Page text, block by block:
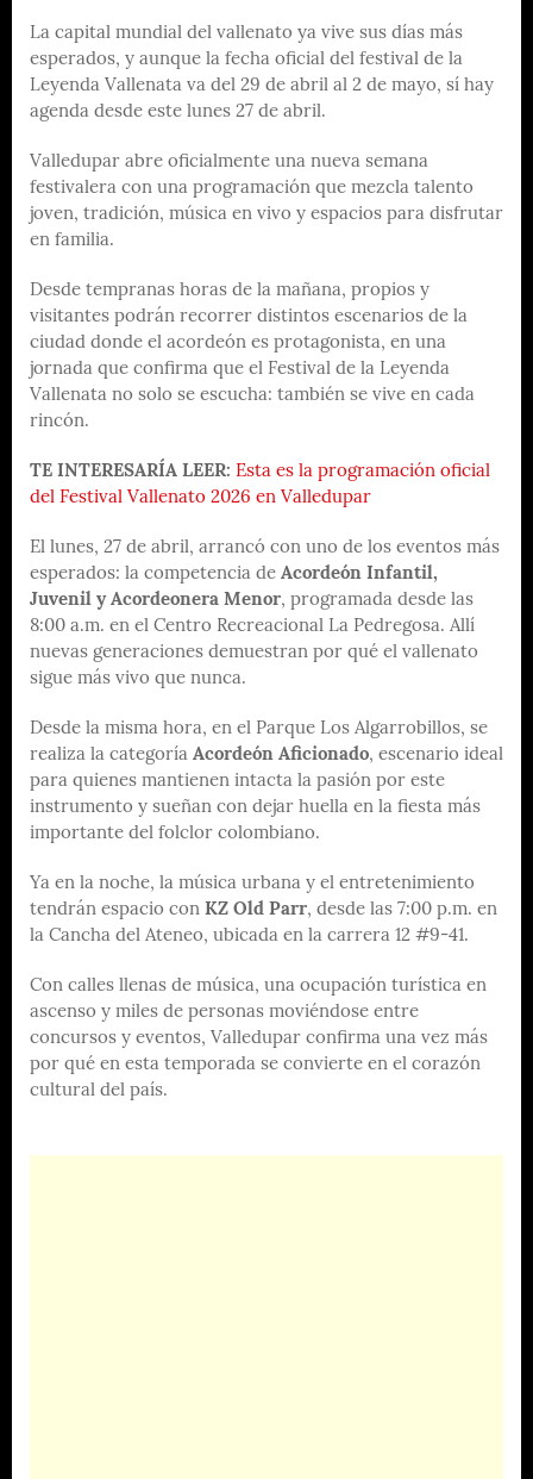
La capital mundial del vallenato ya vive sus días más
esperados, y aunque la fecha oficial del festival de la
Leyenda Vallenata va del 29 de abril al 2 de mayo, sí hay
agenda desde este lunes 27 de abril.
Valledupar abre oficialmente una nueva semana
festivalera con una programación que mezcla talento
joven, tradición, música en vivo y espacios para disfrutar
en familia.
Desde tempranas horas de la mañana, propios y
visitantes podrán recorrer distintos escenarios de la
ciudad donde el acordeón es protagonista, en una
jornada que confirma que el Festival de la Leyenda
Vallenata no solo se escucha: también se vive en cada
rincón.
TE INTERESARÍA LEER: Esta es la programación oficial
del Festival Vallenato 2026 en Valledupar
El lunes, 27 de abril, arrancó con uno de los eventos más
esperados: la competencia de Acordeón Infantil,
Juvenil y Acordeonera Menor, programada desde las
8:00 a.m. en el Centro Recreacional La Pedregosa. Allí
nuevas generaciones demuestran por qué el vallenato
sigue más vivo que nunca.
Desde la misma hora, en el Parque Los Algarrobillos, se
realiza la categoría Acordeón Aficionado, escenario ideal
para quienes mantienen intacta la pasión por este
instrumento y sueñan con dejar huella en la fiesta más
importante del folclor colombiano.
Ya en la noche, la música urbana y el entretenimiento
tendrán espacio con KZ Old Parr, desde las 7:00 p.m. en
la Cancha del Ateneo, ubicada en la carrera 12 #9-41.
Con calles llenas de música, una ocupación turística en
ascenso y miles de personas moviéndose entre
concursos y eventos, Valledupar confirma una vez más
por qué en esta temporada se convierte en el corazón
cultural del país.